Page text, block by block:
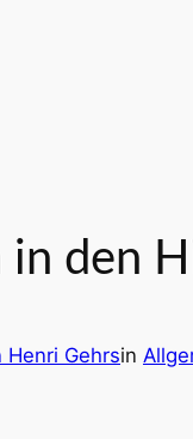
den
Henri Gehrsin